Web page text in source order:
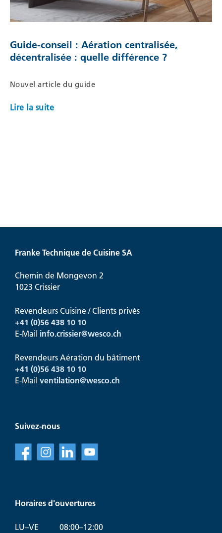
Guide-conseil : Aération centralisée,
décentralisée : quelle différence ?
Nouvel article du guide
Lire la suite
Franke Technique de Cuisine SA
Chemin de Mongevon 2
1023 Crissier
Revendeurs Cuisine / Clients privés
+41 (0)56 438 10 10
E-Mail info.crissier@wesco.ch
Revendeurs Aération du bâtiment
+41 (0)56 438 10 10
E-Mail ventilation@wesco.ch
Suivez-nous
f l v
Horaires d'ouvertures
LU–VE
08:00–12:00